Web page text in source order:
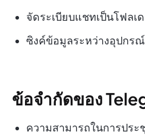
จัดระเบียบแชทเป็นโฟลเ
ซิงค์ข้อมูลระหว่างอุปกร
ข้อจำกัดของ
ความสามารถในการปร